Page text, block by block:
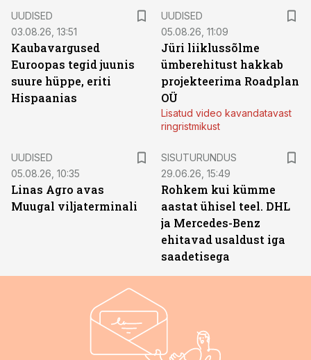
UUDISED
03.08.26, 13:51
Kaubavargused
Euroopas tegid juunis
suure hüppe, eriti
Hispaanias
UUDISED
05.08.26, 11:09
Jüri liiklussõlme
ümberehitust hakkab
projekteerima Roadplan
OÜ
Lisatud video kavandatavast
ringristmikust
UUDISED
05.08.26, 10:35
Linas Agro avas
Muugal viljaterminali
SISUTURUNDUS
29.06.26, 15:49
Rohkem kui kümme
aastat ühisel teel. DHL
ja Mercedes-Benz
ehitavad usaldust iga
saadetisega